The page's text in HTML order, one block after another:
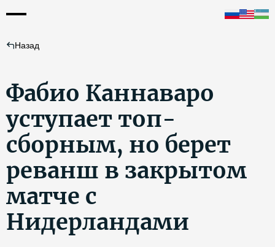
Назад
Фабио Каннаваро
уступает топ-
сборным, но берет
реванш в закрытом
матче с
Нидерландами